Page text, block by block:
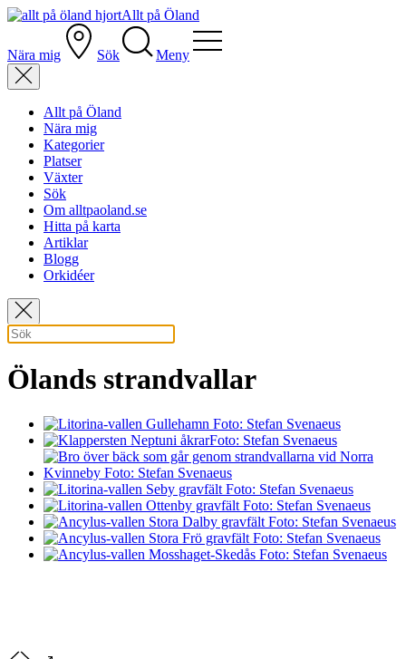
Allt på Öland
Nära mig Sök Meny
Allt på Öland
Nära mig
Kategorier
Platser
Växter
Sök
Om alltpaoland.se
Hitta på karta
Artiklar
Blogg
Orkidéer
Ölands strandvallar